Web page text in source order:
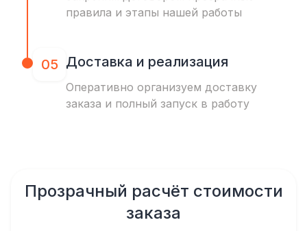
правила и этапы нашей работы
05 Доставка и реализация
Оперативно организуем доставку
заказа и полный запуск в работу
Прозрачный расчёт стоимости
заказа